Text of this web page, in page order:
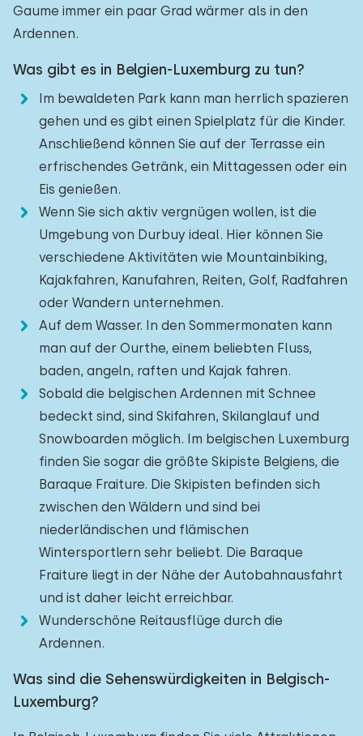
Gaume immer ein paar Grad wärmer als in den
Ardennen.
Was gibt es in Belgien-Luxemburg zu tun?
Im bewaldeten Park kann man herrlich spazieren
gehen und es gibt einen Spielplatz für die Kinder.
Anschließend können Sie auf der Terrasse ein
erfrischendes Getränk, ein Mittagessen oder ein
Eis genießen.
Wenn Sie sich aktiv vergnügen wollen, ist die
Umgebung von Durbuy ideal. Hier können Sie
verschiedene Aktivitäten wie Mountainbiking,
Kajakfahren, Kanufahren, Reiten, Golf, Radfahren
oder Wandern unternehmen.
Auf dem Wasser. In den Sommermonaten kann
man auf der Ourthe, einem beliebten Fluss,
baden, angeln, raften und Kajak fahren.
Sobald die belgischen Ardennen mit Schnee
bedeckt sind, sind Skifahren, Skilanglauf und
Snowboarden möglich. Im belgischen Luxemburg
finden Sie sogar die größte Skipiste Belgiens, die
Baraque Fraiture. Die Skipisten befinden sich
zwischen den Wäldern und sind bei
niederländischen und flämischen
Wintersportlern sehr beliebt. Die Baraque
Fraiture liegt in der Nähe der Autobahnausfahrt
und ist daher leicht erreichbar.
Wunderschöne Reitausflüge durch die
Ardennen.
Was sind die Sehenswürdigkeiten in Belgisch-
Luxemburg?